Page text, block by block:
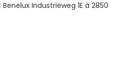
Industrieweg 1E à 2850